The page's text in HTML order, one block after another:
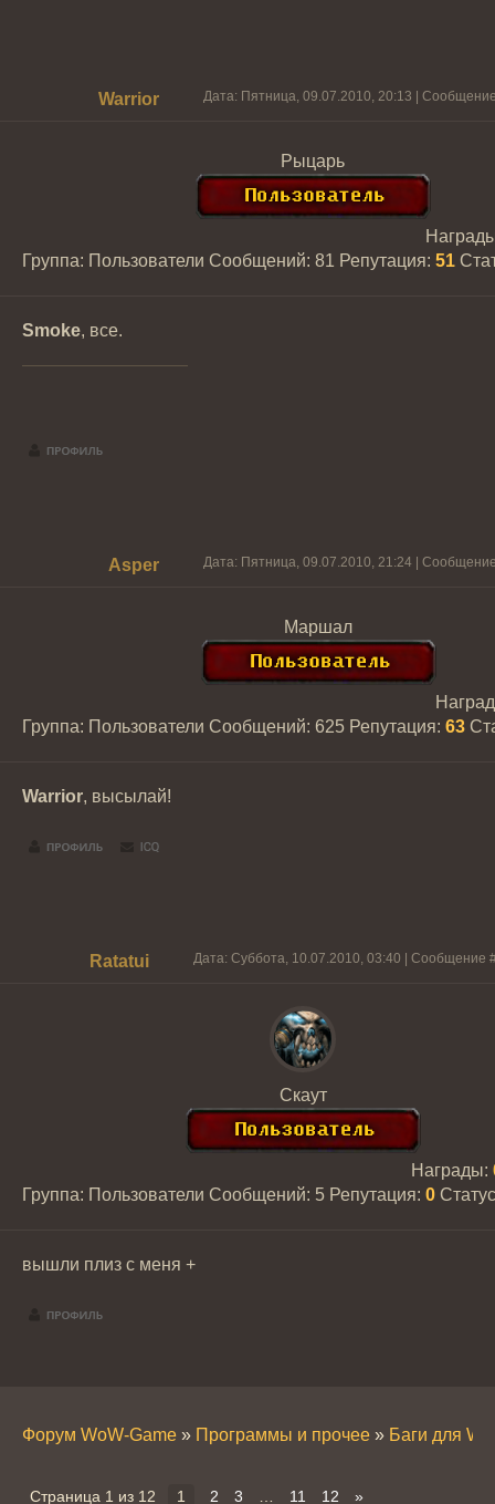
Warrior Дата: Пятница, 09.07.2010, 20:13 |
Рыцарь
Группа: Пользователи Сообщений: 81 Репутация: 51
Smoke, все.
Asper Дата: Пятница, 09.07.2010, 21:24 |
Маршал
Группа: Пользователи Сообщений: 625 Репутация: 63
Warrior, высылай!
Ratatui Дата: Суббота, 10.07.2010, 03:40 | Сообщение
Скаут
Группа: Пользователи Сообщений: 5
Награды:
Репутация: 0
вышли плиз с меня +
Форум WoW-Game » Программы и прочее » Баги для
Страница 1 из 12 1 2 3 11 12 »